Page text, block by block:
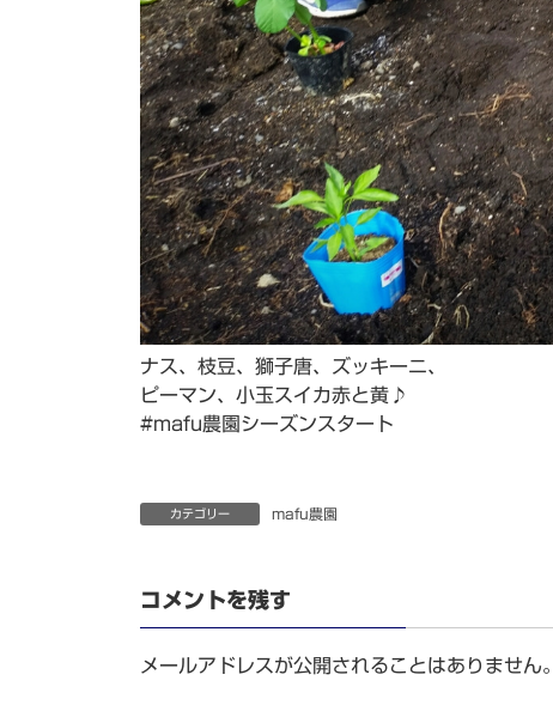
ナス、枝豆、獅子唐、ズッキーニ、
ピーマン、小玉スイカ赤と黄♪
#mafu農園シーズンスタート
カテゴリー mafu農園
コメントを残す
メールアドレスが公開されることはありません。